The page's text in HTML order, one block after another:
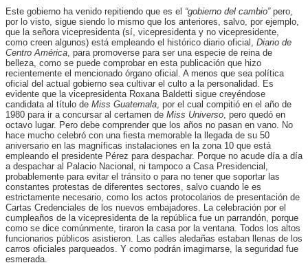
Este gobierno ha venido repitiendo que es el “gobierno del cambio”pero,
por lo visto, sigue siendo lo mismo que los anteriores, salvo, por ejemplo,
que la señora vicepresidenta (sí, vicepresidenta y no vicepresidente,
como creen algunos) está empleando el histórico diario oficial, Diario de
Centro América, para promoverse para ser una especie de reina de
belleza, como se puede comprobar en esta publicación que hizo
recientemente el mencionado órgano oficial. A menos que sea política
oficial del actual gobierno sea cultivar el culto a la personalidad. Es
evidente que la vicepresidenta Roxana Baldetti sigue creyéndose
candidata al título de Miss Guatemala, por el cual compitió en el año de
1980 para ir a concursar al certamen de Miss Universo, pero quedó en
octavo lugar. Pero debe comprender que los años no pasan en vano. No
hace mucho celebró con una fiesta memorable la llegada de su 50
aniversario en las magníficas instalaciones en la zona 10 que está
empleando el presidente Pérez para despachar. Porque no acude día a día
a despachar al Palacio Nacional, ni tampoco a Casa Presidencial,
probablemente para evitar el tránsito o para no tener que soportar las
constantes protestas de diferentes sectores, salvo cuando le es
estrictamente necesario, como los actos protocolarios de presentación de
Cartas Credenciales de los nuevos embajadores. La celebración por el
cumpleaños de la vicepresidenta de la república fue un parrandón, porque
como se dice comúnmente, tiraron la casa por la ventana. Todos los altos
funcionarios públicos asistieron. Las calles aledañas estaban llenas de los
carros oficiales parqueados. Y como podrán imagirnarse, la seguridad fue
esmerada.